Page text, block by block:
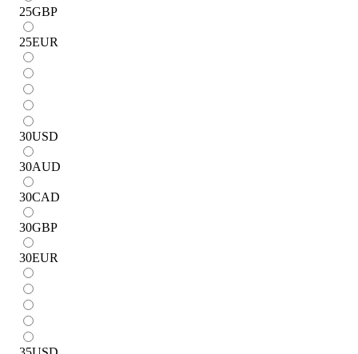
25GBP
25EUR
30USD
30AUD
30CAD
30GBP
30EUR